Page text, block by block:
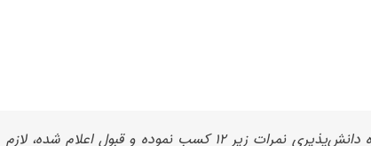
دانشجویی که در دوره دانش‌پذیری نمرات زیر ۱۲ کسب نموده و قبول اعلام شده، لازم